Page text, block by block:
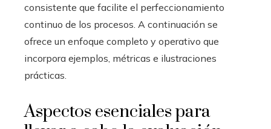
consistente que facilite el perfeccionamiento
continuo de los procesos. A continuación se
ofrece un enfoque completo y operativo que
incorpora ejemplos, métricas e ilustraciones
prácticas.
Aspectos esenciales para